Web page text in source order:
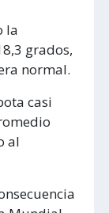
la
grados,
normal.
casi
al